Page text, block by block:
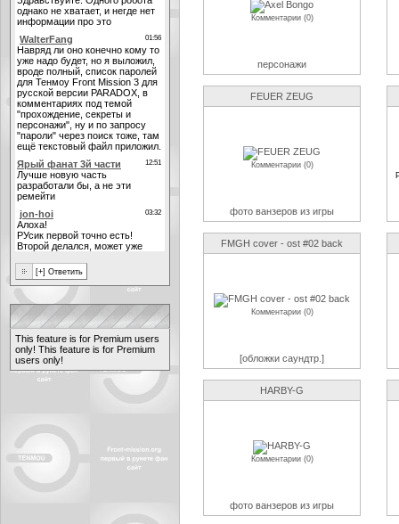
This feature is for Premium users
only! This feature is for Premium
users only!
Комментарии (0)
персонажи
FEUER ZEUG
Комментарии (0)
фото ванзеров из игры
FMGH cover - ost #02 back
Комментарии (0)
[обложки саундтр.]
HARBY-G
Комментарии (0)
фото ванзеров из игры